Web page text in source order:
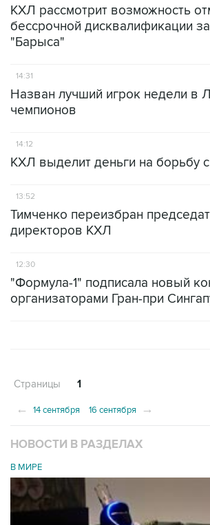
КХЛ рассмотрит возможность
бессрочной дисквалификации
"Барыса"
14:31
Назван лучший игрок недели в
чемпионов
14:12
КХЛ выделит деньги на борьбу
13:52
Тимченко переизбран
директоров КХЛ
12:30
"Формула-1" подписала новый
организаторами Гран-при
Страницы 1
← 14 сентября 16 сентября →
НОВОСТИ В РАЗДЕЛАХ
В МИРЕ